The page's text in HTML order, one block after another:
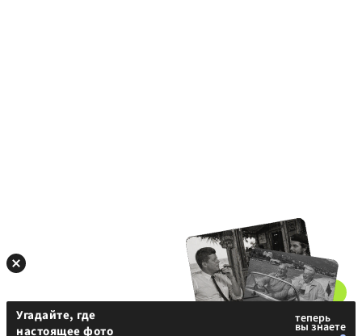
Угадайте, где
настоящее фото